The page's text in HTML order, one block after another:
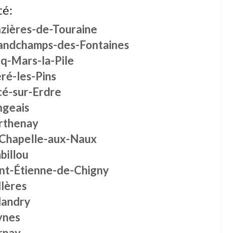
de-Touraine
des-Fontaines
Mars-la-Pile
les-Pins
sur-Erdre
aux-Naux
Étienne-de-Chigny